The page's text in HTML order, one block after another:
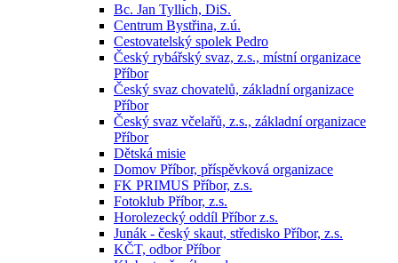
Bc. Jan Tyllich, DiS.
Centrum Bystřina, z.ú.
Cestovatelský spolek Pedro
Český rybářský svaz, z.s., místní organizace
Příbor
Český svaz chovatelů, základní organizace
Příbor
Český svaz včelařů, z.s., základní organizace
Příbor
Dětská misie
Domov Příbor, příspěvková organizace
FK PRIMUS Příbor, z.s.
Fotoklub Příbor, z.s.
Horolezecký oddíl Příbor z.s.
Junák - český skaut, středisko Příbor, z.s.
KČT, odbor Příbor